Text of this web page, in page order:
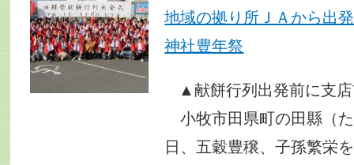
地域の拠り所ＪＡ
神社豊年祭
▲献餅行列出発前に支
小牧市田県町の田縣（
日、五穀豊穣、子孫繁栄